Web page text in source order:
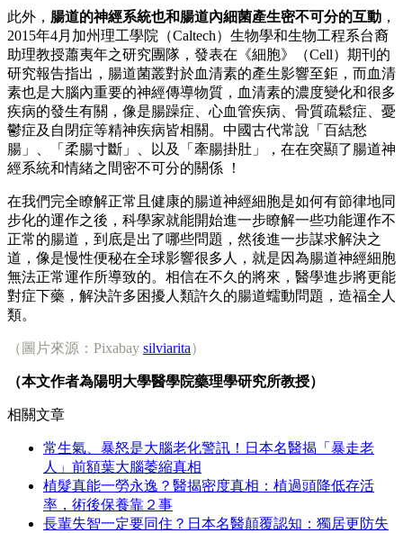
此外， 腸道的神經系統也和腸道內細菌產生密不可分的互動 ，
2015年4月加州理工學院（Caltech）生物學和生物工程系台裔
助理教授蕭夷年之研究團隊，發表在《細胞》（Cell）期刊的
研究報告指出，腸道菌叢對於血清素的產生影響至鉅，而血清
素也是大腦內重要的神經傳導物質，血清素的濃度變化和很多
疾病的發生有關，像是腸躁症、心血管疾病、骨質疏鬆症、憂
鬱症及自閉症等精神疾病皆相關。中國古代常說「百結愁
腸」、「柔腸寸斷」、以及「牽腸掛肚」，在在突顯了腸道神
經系統和情緒之間密不可分的關係 ！
在我們完全瞭解正常且健康的腸道神經細胞是如何有節律地同
步化的運作之後，科學家就能開始進一步瞭解一些功能運作不
正常的腸道，到底是出了哪些問題，然後進一步謀求解決之
道，像是慢性便秘在全球影響很多人，就是因為腸道神經細胞
無法正常運作所導致的。相信在不久的將來，醫學進步將更能
對症下藥，解決許多困擾人類許久的腸道蠕動問題，造福全人
類。
（圖片來源：Pixabay silviarita）
（本文作者為陽明大學醫學院藥理學研究所教授）
相關文章
常生氣、暴怒是大腦老化警訊！日本名醫揭「暴走老
人」前額葉大腦萎縮真相
植髮真能一勞永逸？醫揭密度真相：植過頭降低存活
率，術後保養靠２事
長輩失智一定要同住？日本名醫顛覆認知：獨居更防失